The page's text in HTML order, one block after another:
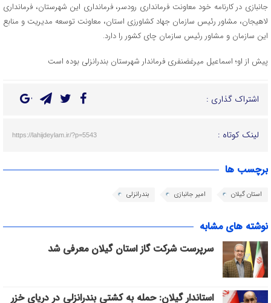
جانبازی در کارنامه خود معاونت فرمانداری رودسر، فرمانداری این شهرستان، فرمانداری
لاهیجان، مشاور رئیس سازمان جهاد کشاورزی استان، معاونت توسعه مدیریت و منابع
این سازمان و مشاور رئیس سازمان چای کشور را دارد.
پیش از او؛ اسماعیل میرغضنفری فرماندار شهرستان بندرانزلی بوده است
اشتراک گذاری :
لینک کوتاه : https://lahijdeylam.ir/?p=5543
برچسب ها
استان گیلان امیر جانبازی بندرانزلی
نوشته های مشابه
سرپرست شرکت گاز استان گیلان معرفی شد
استاندار گیلان: حمله به کشتی بندرانزلی در دریای خزر